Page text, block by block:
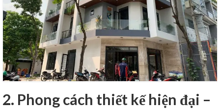
2. Phong cách thiết kế hiện đại –